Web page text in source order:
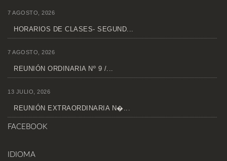
7 AGOSTO, 2026
HORARIOS DE CLASES- SEGUND...
7 AGOSTO, 2026
REUNIÓN ORDINARIA Nº 9 /...
13 JULIO, 2026
REUNIÓN EXTRAORDINARIA N�...
FACEBOOK
IDIOMA